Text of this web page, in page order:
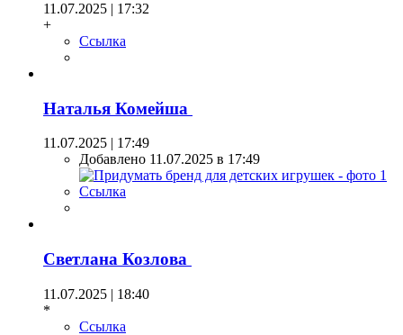
11.07.2025 | 17:32
+
Ссылка
Наталья Комейша
11.07.2025 | 17:49
Добавлено 11.07.2025 в 17:49
Ссылка
Светлана Козлова
11.07.2025 | 18:40
*
Ссылка